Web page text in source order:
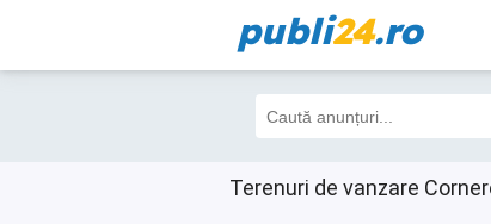
publi24.ro
Terenuri de vanzare
Filtre 4 AI